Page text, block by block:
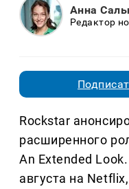
Анна
Редактор
Rockstar
расширенного
An Extended
августа на